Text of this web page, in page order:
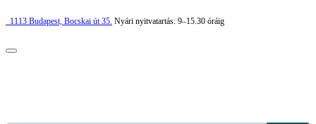
1113 Budapest, Bocskai út 35. Nyári nyitvatartás: 9–15.30 óráig